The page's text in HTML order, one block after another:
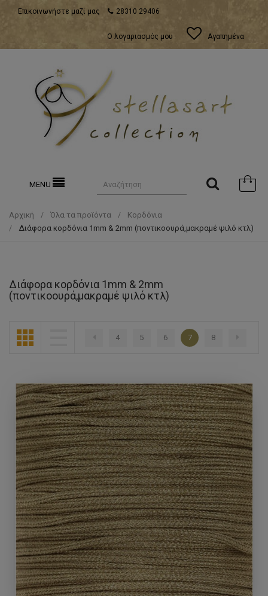
Επικοινωνήστε μαζί μας 28310 29406
Ο λογαριασμός μου Αγαπημένα
MENU
Αρχική Όλα τα προϊόντα
Κορδόνια
Διάφορα κορδόνια 1mm & 2mm (ποντικοουρά,μακραμέ ψιλό κτλ)
Διάφορα κορδόνια 1mm & 2mm
(ποντικοουρά,μακραμέ ψιλό κτλ)
4 5 6 7 8